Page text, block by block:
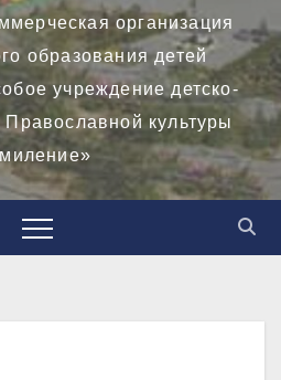
организация
образования детей
учреждение детско-
культуры